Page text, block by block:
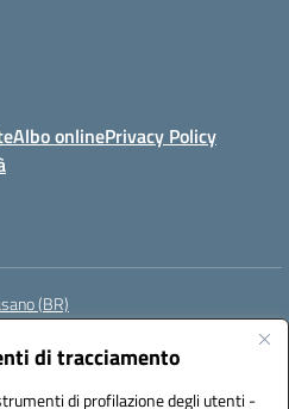
di tracciamento
di profilazione degli utenti -
Albo onlinePrivacy Policy
(BR)
bric839004@pec.istruzione.it